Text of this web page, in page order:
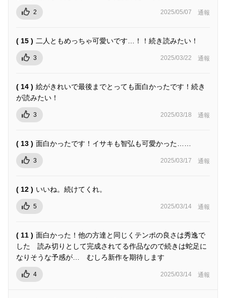
2 2025/05/07 通報
( 15 ) 二人ともめっちゃ可愛いです…！！続き読みたい！
3 2025/03/22 通報
( 14 ) 絵がきれいで最後までとっても面白かったです！続き
が読みたい！
3 2025/03/18 通報
( 13 ) 面白かったです！イサキも智弘も可愛かった……
3 2025/03/17 通報
( 12 ) いいね。続けてくれ。
5 2025/03/14 通報
( 11 ) 面白かった！他の方達と同じくテンポの良さは秀逸で
した 読み切りとして完成されてる作品なので続きは蛇足に
なりそうな予感が… むしろ新作を期待します
4 2025/03/14 通報